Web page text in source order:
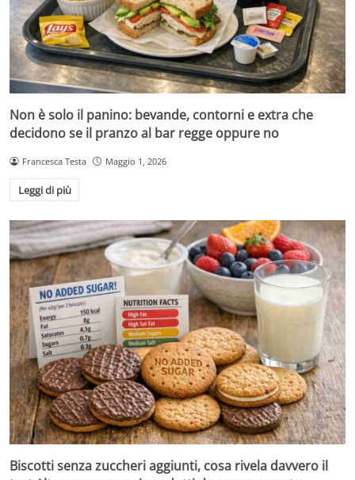
Non è solo il panino: bevande, contorni e extra che
decidono se il pranzo al bar regge oppure no
Francesca Testa Maggio 1, 2026
Leggi di più
Biscotti senza zuccheri aggiunti, cosa rivela davvero il